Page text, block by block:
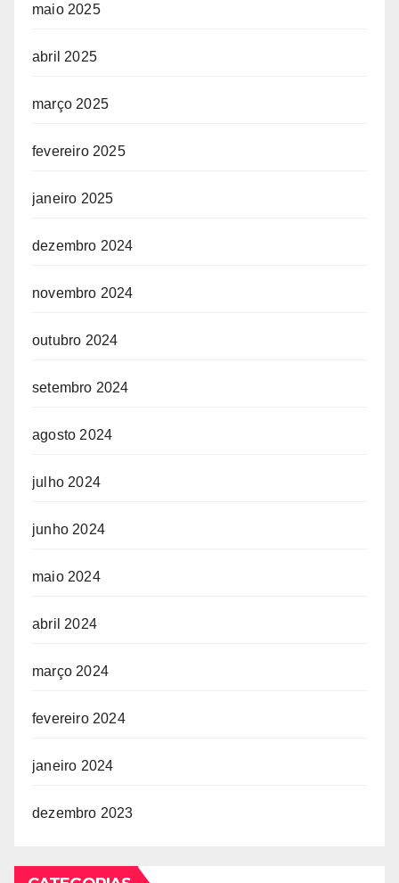
maio 2025
abril 2025
março 2025
fevereiro 2025
janeiro 2025
dezembro 2024
novembro 2024
outubro 2024
setembro 2024
agosto 2024
julho 2024
junho 2024
maio 2024
abril 2024
março 2024
fevereiro 2024
janeiro 2024
dezembro 2023